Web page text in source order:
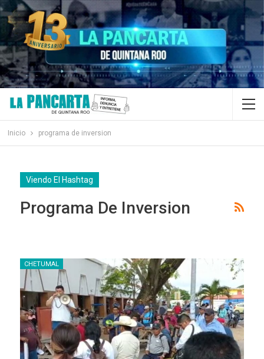
Inicio programa de inversion
Viendo El Hashtag
Programa De Inversion
CHETUMAL